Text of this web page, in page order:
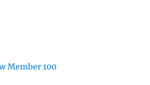
Member 100